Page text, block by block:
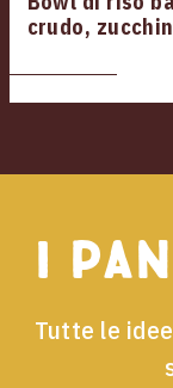
crudo,
I
Tutte le